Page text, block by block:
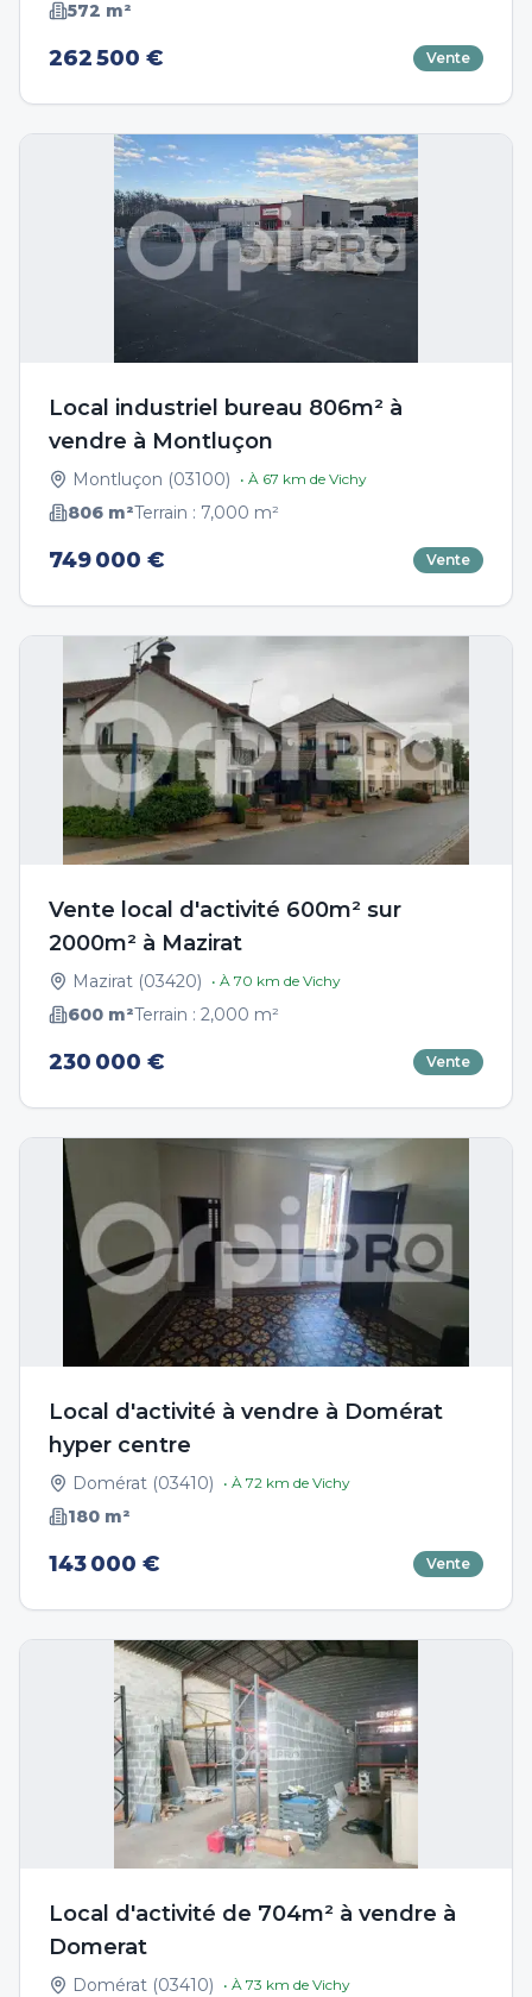
572 m²
262 500 € Vente
Local industriel bureau 806m² à
vendre à Montluçon
Montluçon (03100) • À 67 km de Vichy
806 m²Terrain : 7,000 m²
749 000 € Vente
Vente local d'activité 600m² sur
2000m² à Mazirat
Mazirat (03420) • À 70 km de Vichy
600 m²Terrain : 2,000 m²
230 000 € Vente
Local d'activité à vendre à Domérat
hyper centre
Domérat (03410) • À 72 km de Vichy
180 m²
143 000 € Vente
Local d'activité de 704m² à vendre à
Domerat
Domérat (03410) • À 73 km de Vichy